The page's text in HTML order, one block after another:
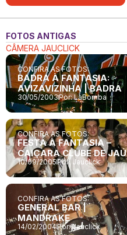
FOTOS ANTIGAS
CÂMERA JAUCLICK
CONFIRA AS FOTOS:
BADRA À FANTASIA:
AVIZAVIZINHA | BADRA
30/05/2003Por:LaBomba
CONFIRA AS FOTOS:
FESTA À FANTASIA –
CAIÇARA CLUBE DE JAÚ
10/09/2005Por: Jauclick
CONFIRA AS FOTOS:
GENERAL BAR |
MANDRAKE
14/02/2004Por:Jauclick